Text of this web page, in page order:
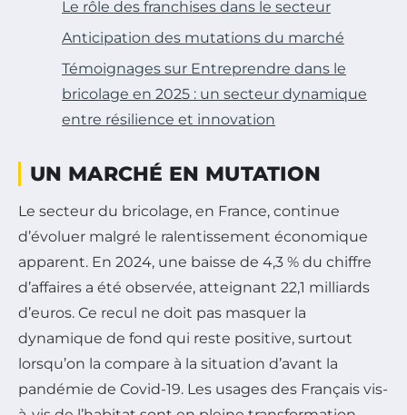
Le rôle des franchises dans le secteur
Anticipation des mutations du marché
Témoignages sur Entreprendre dans le
bricolage en 2025 : un secteur dynamique
entre résilience et innovation
UN MARCHÉ EN MUTATION
Le secteur du bricolage, en France, continue
d’évoluer malgré le ralentissement économique
apparent. En 2024, une baisse de 4,3 % du chiffre
d’affaires a été observée, atteignant 22,1 milliards
d’euros. Ce recul ne doit pas masquer la
dynamique de fond qui reste positive, surtout
lorsqu’on la compare à la situation d’avant la
pandémie de Covid-19. Les usages des Français vis-